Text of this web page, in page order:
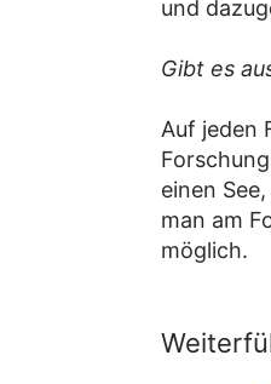
und
Gibt es
Auf jeden
einen
man am
möglich.